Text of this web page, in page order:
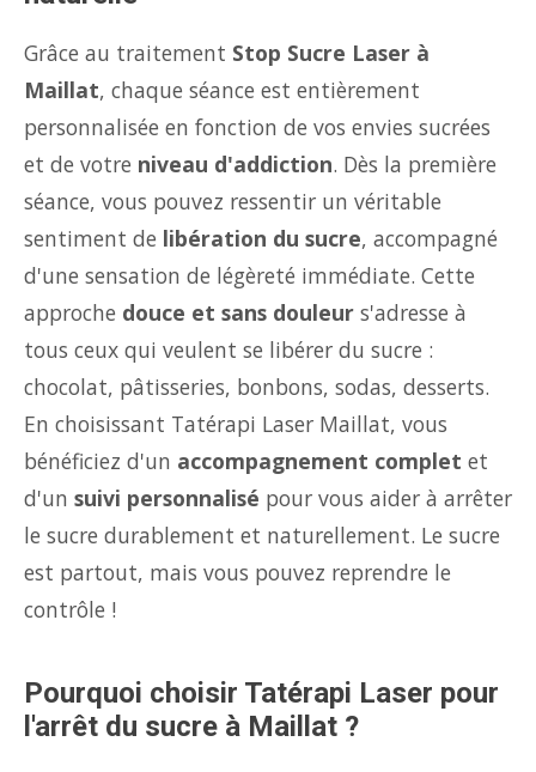
Grâce au traitement Stop Sucre Laser à
Maillat, chaque séance est entièrement
personnalisée en fonction de vos envies sucrées
et de votre niveau d'addiction. Dès la première
séance, vous pouvez ressentir un véritable
sentiment de libération du sucre, accompagné
d'une sensation de légèreté immédiate. Cette
approche douce et sans douleur s'adresse à
tous ceux qui veulent se libérer du sucre :
chocolat, pâtisseries, bonbons, sodas, desserts.
En choisissant Tatérapi Laser Maillat, vous
bénéficiez d'un accompagnement complet et
d'un suivi personnalisé pour vous aider à arrêter
le sucre durablement et naturellement. Le sucre
est partout, mais vous pouvez reprendre le
contrôle !
Pourquoi choisir Tatérapi Laser pour
l'arrêt du sucre à Maillat ?